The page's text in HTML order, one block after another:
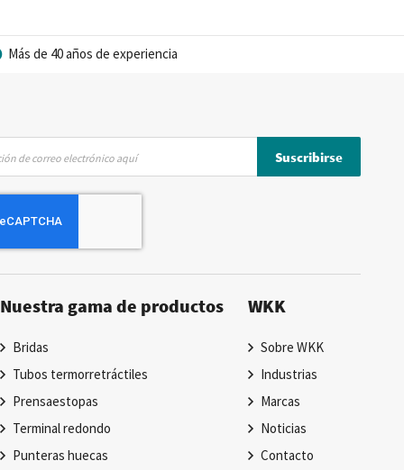
Más de 40 años de experiencia
Suscribirse
Nuestra gama de productos
Bridas
Tubos termorretráctiles
Prensaestopas
Terminal redondo
Punteras huecas
WKK
Sobre WKK
Industrias
Marcas
Noticias
Contacto